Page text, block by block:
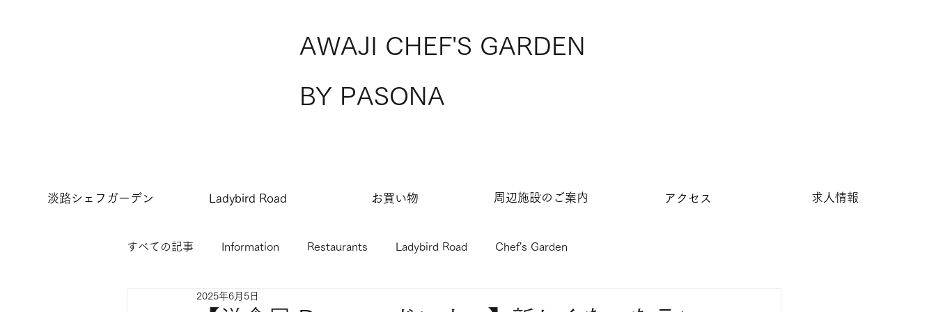
AWAJI CHEF'S GARDEN
BY PASONA
すべての記事 Information Restaurants Ladybird Road Chef's Garden
2025年6月5日
淡路シェフガーデン お買い物​
Ladybird Road ​周辺施設のご案内 求人情報
アクセス